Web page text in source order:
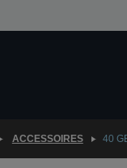
ACCESSOIRES 40